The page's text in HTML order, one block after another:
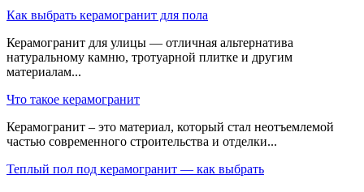
Как выбрать керамогранит для пола
Керамогранит для улицы — отличная альтернатива
натуральному камню, тротуарной плитке и другим
материалам...
Что такое керамогранит
Керамогранит – это материал, который стал неотъемлемой
частью современного строительства и отделки...
Теплый пол под керамогранит — как выбрать